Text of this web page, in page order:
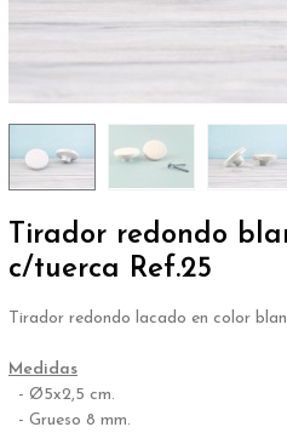
Tirador redondo
c/tuerca Ref.25
Tirador redondo lacado en color
Medidas
- Ø5x2,5 cm.
- Grueso 8 mm.